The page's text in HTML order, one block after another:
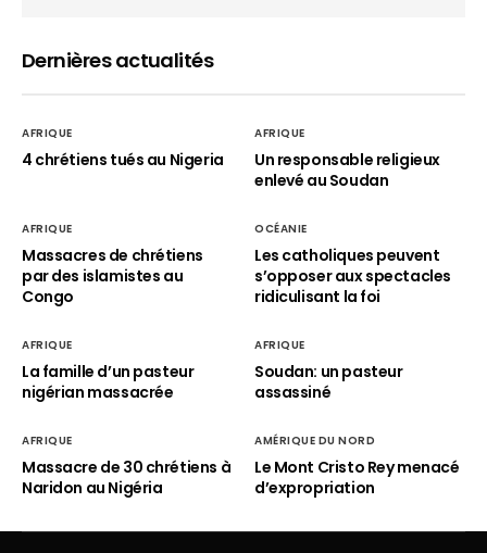
Dernières actualités
AFRIQUE
4 chrétiens tués au Nigeria
AFRIQUE
Un responsable religieux
enlevé au Soudan
AFRIQUE
Massacres de chrétiens
par des islamistes au
Congo
OCÉANIE
Les catholiques peuvent
s’opposer aux spectacles
ridiculisant la foi
AFRIQUE
La famille d’un pasteur
nigérian massacrée
AFRIQUE
Soudan: un pasteur
assassiné
AFRIQUE
Massacre de 30 chrétiens à
Naridon au Nigéria
AMÉRIQUE DU NORD
Le Mont Cristo Rey menacé
d’expropriation